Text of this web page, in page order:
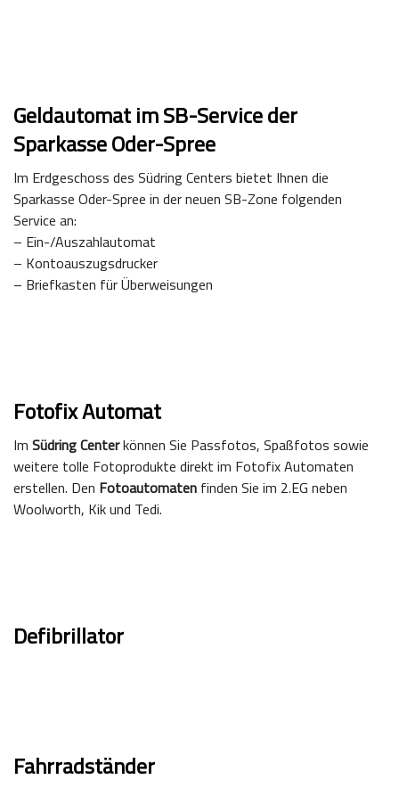
Geldautomat im SB-Service der
Sparkasse Oder-Spree
Im Erdgeschoss des Südring Centers bietet Ihnen die
Sparkasse Oder-Spree in der neuen SB-Zone folgenden
Service an:
– Ein-/Auszahlautomat
– Kontoauszugsdrucker
– Briefkasten für Überweisungen
Fotofix Automat
Im Südring Centerkönnen Sie Passfotos, Spaßfotos sowie
weitere tolle Fotoprodukte direkt im Fotofix Automaten
erstellen. Den Fotoautomaten finden Sie im 2.EG neben
Woolworth, Kik und Tedi.
Defibrillator
Fahrradständer